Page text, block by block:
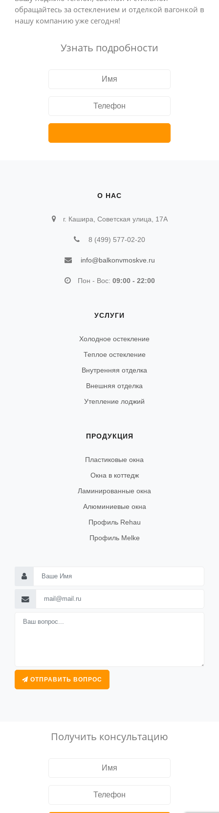
обращайтесь за остеклением и отделкой вагонкой в
нашу компанию уже сегодня!
Узнать подробности
О НАС
г. Кашира, Советская улица, 17А
8 (499) 577-02-20
info@balkonvmoskve.ru
Пон - Вос: 09:00 - 22:00
УСЛУГИ
Холодное остекление
Теплое остекление
Внутренняя отделка
Внешняя отделка
Утепление лоджий
ПРОДУКЦИЯ
Пластиковые окна
Окна в коттедж
Ламинированные окна
Алюминиевые окна
Профиль Rehau
Профиль Melke
ОТПРАВИТЬ ВОПРОС
Получить консультацию